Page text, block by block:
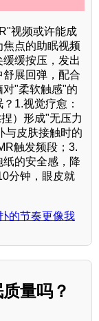
视频或许能成
点的助眠视频
缓按压，发出
展回弹，配合
"柔软触感"的
1.视觉疗愈：
）形成"无压力
与皮肤接触时的
触发频段；3.
的安全感，降
分钟，眼皮就
的节奏更像我
量吗？